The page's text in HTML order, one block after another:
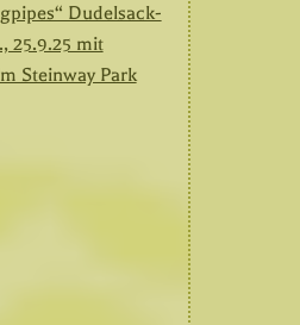
Dudelsack-
25.9.25 mit
Steinway Park